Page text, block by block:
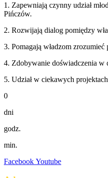
1. Zapewniają czynny udział
Pińczów.
2. Rozwijają dialog pomiędzy
3. Pomagają władzom
4. Zdobywanie doświadczenia w
5. Udział w ciekawych
0
dni
godz.
min.
Facebook Youtube